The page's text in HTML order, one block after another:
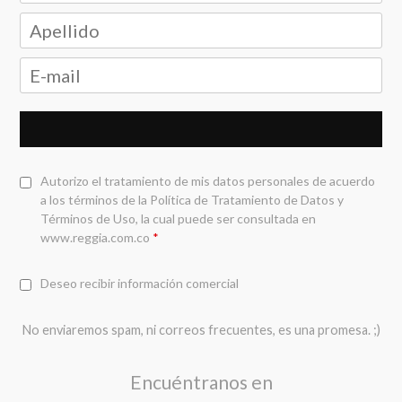
Autorizo el tratamiento de mis datos personales de acuerdo
a los términos de la Política de Tratamiento de Datos y
Términos de Uso, la cual puede ser consultada en
www.reggia.com.co *
Deseo recibir información comercial
No enviaremos spam, ni correos frecuentes, es una promesa. ;)
Encuéntranos en